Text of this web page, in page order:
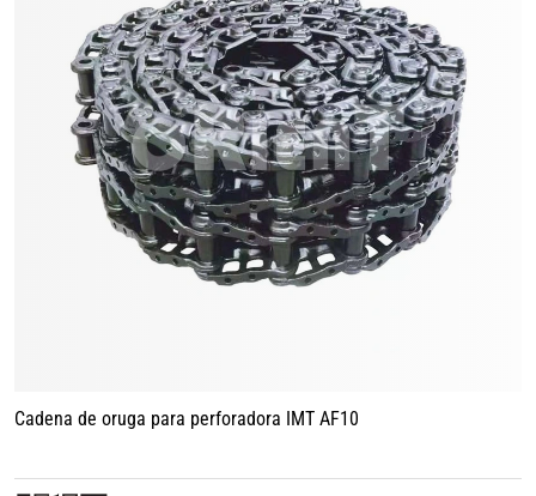
Cadena de oruga para perforadora IMT AF10